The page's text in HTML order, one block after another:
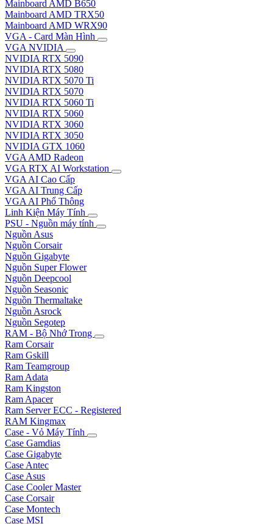
Mainboard AMD B650
Mainboard AMD TRX50
Mainboard AMD WRX90
VGA - Card Màn Hình
VGA NVIDIA
NVIDIA RTX 5090
NVIDIA RTX 5080
NVIDIA RTX 5070 Ti
NVIDIA RTX 5070
NVIDIA RTX 5060 Ti
NVIDIA RTX 5060
NVIDIA RTX 3060
NVIDIA RTX 3050
NVIDIA GTX 1060
VGA AMD Radeon
VGA RTX AI Workstation
VGA AI Cao Cấp
VGA AI Trung Cấp
VGA AI Phổ Thông
Linh Kiện Máy Tính
PSU - Nguồn máy tính
Nguồn Asus
Nguồn Corsair
Nguồn Gigabyte
Nguồn Super Flower
Nguồn Deepcool
Nguồn Seasonic
Nguồn Thermaltake
Nguồn Asrock
Nguồn Segotep
RAM - Bộ Nhớ Trong
Ram Corsair
Ram Gskill
Ram Teamgroup
Ram Adata
Ram Kingston
Ram Apacer
Ram Server ECC - Registered
RAM Kingmax
Case - Vỏ Máy Tính
Case Gamdias
Case Gigabyte
Case Antec
Case Asus
Case Cooler Master
Case Corsair
Case Montech
Case MSI